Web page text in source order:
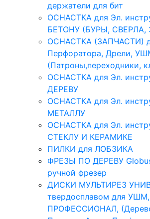
держатели для бит
ОСНАСТКА для Эл.
БЕТОНУ (БУРЫ, СВЕРЛА,
ОСНАСТКА (ЗАПЧАСТИ)
Перфоратора, Дрели,
(Патроны,переходники,
ОСНАСТКА для Эл.
ДЕРЕВУ
ОСНАСТКА для Эл.
МЕТАЛЛУ
ОСНАСТКА для Эл.
СТЕКЛУ И КЕРАМИКЕ
ПИЛКИ для ЛОБЗИКА
ФРЕЗЫ ПО ДЕРЕВУ
ручной фрезер
ДИСКИ МУЛЬТИРЕЗ
твердосплавом для УШМ,
ПРОФЕССИОНАЛ,